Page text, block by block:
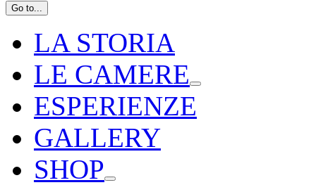
Go to...
LA STORIA
LE CAMERE
ESPERIENZE
GALLERY
SHOP